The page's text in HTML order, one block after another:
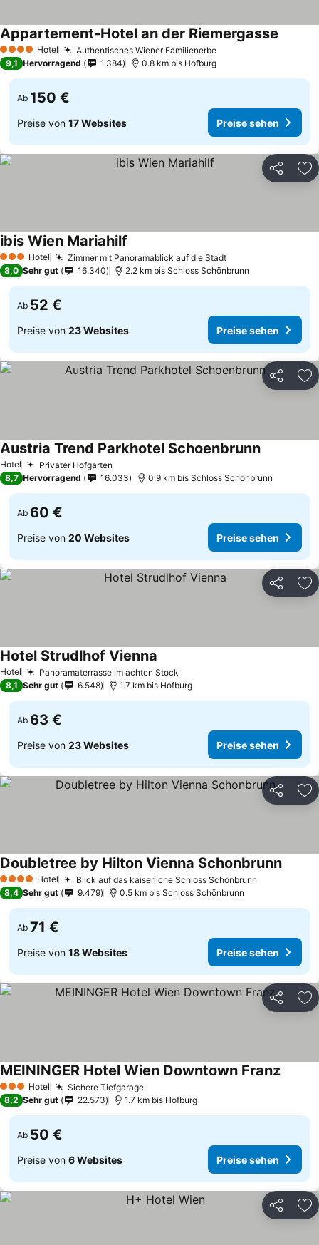
4 Sterne Hotel Authentisches Wiener Familienerbe
Appartement-Hotel an der Riemergasse
9,1 Hervorragend 1.384 0.8 km bis Hofburg
Ab 150 €
Preise von 17 Websites Preise sehen
Teilen
3 SterneHotel Zimmer mit Panoramablick auf die Stadt
ibis Wien Mariahilf
8,0 Sehr gut 16.340 2.2 km bis Schloss Schönbrunn
Ab 52 €
Preise von 23 Websites Preise sehen
Teilen
Hotel Privater Hofgarten
Austria Trend Parkhotel Schoenbrunn
8,7 Hervorragend 16.033 0.9 km bis Schloss Schönbrunn
Ab 60 €
Preise von 20 Websites Preise sehen
Teilen
Hotel Panoramaterrasse im achten Stock
Hotel Strudlhof Vienna
8,1 Sehr gut 6.548 1.7 km bis Hofburg
Ab 63 €
Preise von 23 Websites Preise sehen
Teilen
4 Sterne Hotel Blick auf das kaiserliche Schloss Schönbrunn
Doubletree by Hilton Vienna Schonbrunn
8,4 Sehr gut 9.479 0.5 km bis Schloss Schönbrunn
Ab 71 €
Preise von 18 Websites Preise sehen
Teilen
3 SterneHotel Sichere Tiefgarage
MEININGER Hotel Wien Downtown Franz
8,2 Sehr gut 22.573 1.7 km bis Hofburg
Ab 50 €
Preise von 6 Websites Preise sehen
Teilen